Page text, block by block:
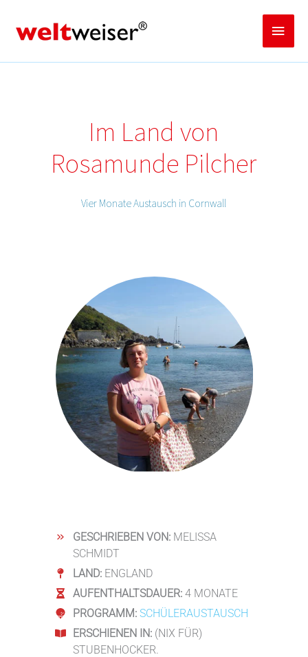
springen
Im Land von
Rosamunde Pilcher
Vier Monate Austausch in Cornwall
GESCHRIEBEN VON: MELISSA
SCHMIDT
LAND:ENGLAND
AUFENTHALTSDAUER:4 MONATE
PROGRAMM: SCHÜLERAUSTAUSCH
ERSCHIENEN IN:(NIX FÜR)
STUBENHOCKER.